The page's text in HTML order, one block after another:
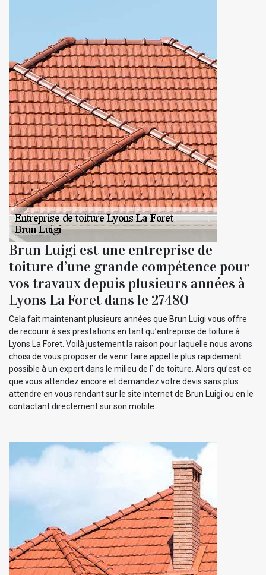
Brun Luigi est une entreprise de
toiture d’une grande compétence pour
vos travaux depuis plusieurs années à
Lyons La Foret dans le 27480
Cela fait maintenant plusieurs années que Brun Luigi vous offre
de recourir à ses prestations en tant qu’entreprise de toiture à
Lyons La Foret. Voilà justement la raison pour laquelle nous avons
choisi de vous proposer de venir faire appel le plus rapidement
possible à un expert dans le milieu de l` de toiture. Alors qu’est-ce
que vous attendez encore et demandez votre devis sans plus
attendre en vous rendant sur le site internet de Brun Luigi ou en le
contactant directement sur son mobile.